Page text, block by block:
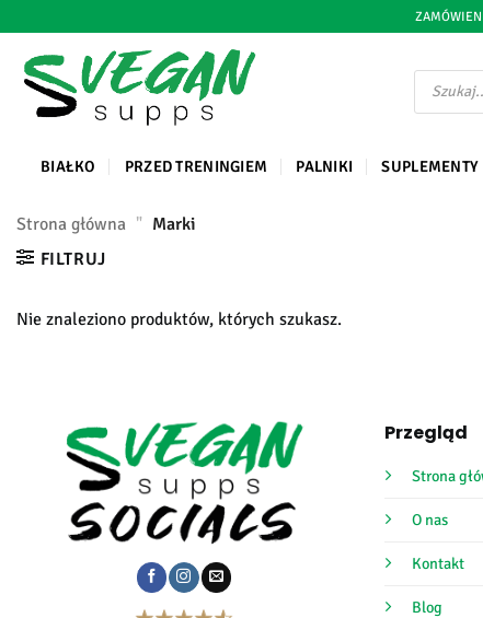
do
treści
produktów
BIAŁKO PRZED TRENINGIEM PALNIKI SUPLEMENTY
Strona główna " Marki
FILTRUJ
Nie znaleziono produktów, których szukasz.
Przegląd
Strona
O nas
Kontakt
Blog